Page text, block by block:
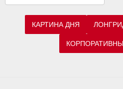
КАРТИНА ДНЯ